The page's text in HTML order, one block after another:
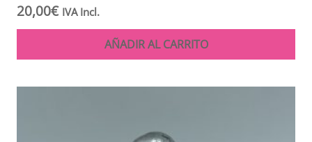
20,00€ IVA Incl.
AÑADIR AL CARRITO